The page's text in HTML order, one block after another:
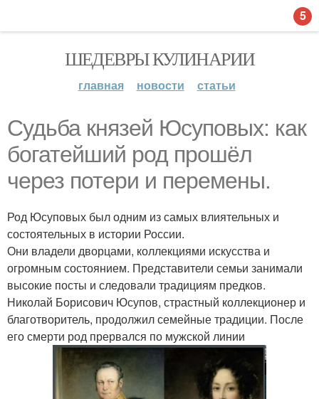
ШЕДЕВРЫ КУЛИНАРИИ
главная новости статьи
Судьба князей Юсуповых: как
богатейший род прошёл
через потери и перемены.
Род Юсуповых был одним из самых влиятельных и
состоятельных в истории России.
Они владели дворцами, коллекциями искусства и
огромным состоянием. Представители семьи занимали
высокие посты и следовали традициям предков.
Николай Борисович Юсупов, страстный коллекционер и
благотворитель, продолжил семейные традиции. После
его смерти род прервался по мужской линии
5